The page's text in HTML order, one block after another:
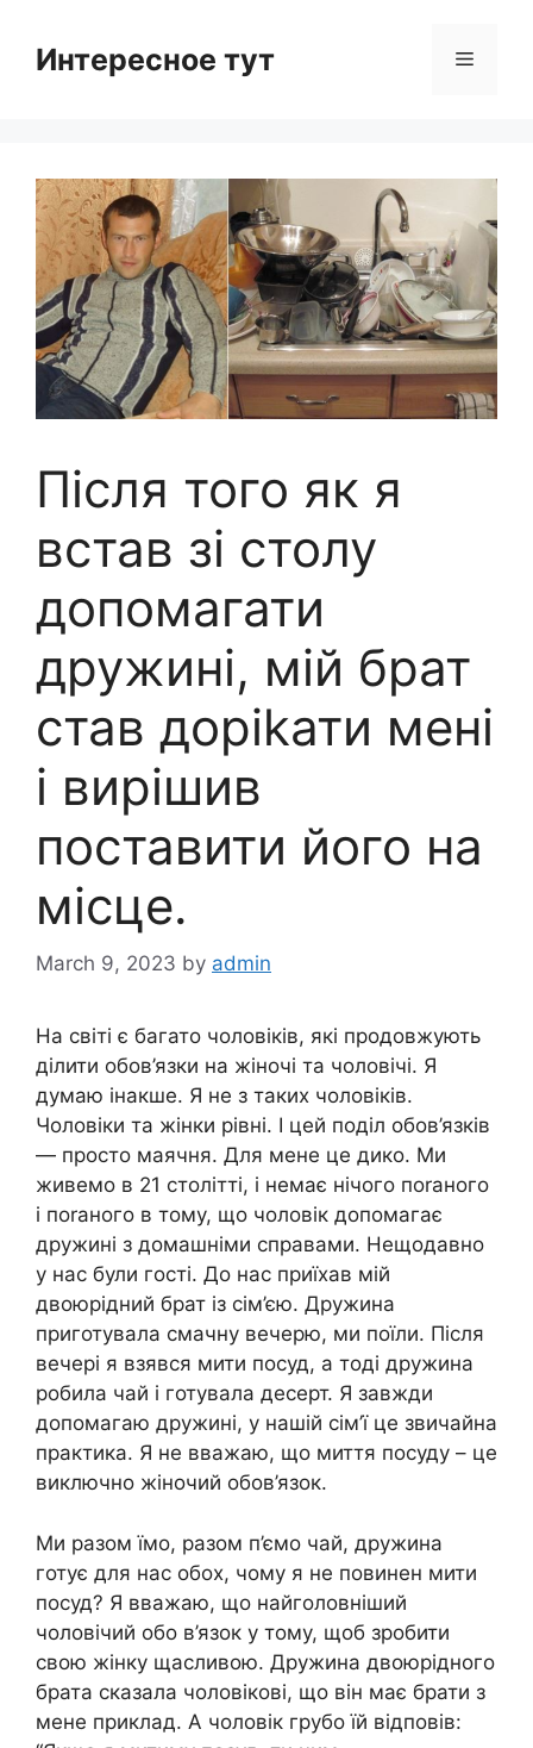
contentИнтересное тут Menu
Після того як я
встав зі столу
допомагати
дружині, мій брат
став доріkати мені
і вирішив
поставити його на
місце.
March 9, 2023 by admin
На світі є багато чоловіків, які продовжують
ділити обов’язки на жіночі та чоловічі. Я
думаю інакше. Я не з таких чоловіків.
Чоловіки та жінки рівні. І цей поділ обов’язків
— просто маячня. Для мене це дико. Ми
живемо в 21 столітті, і немає нічого поrаного
і поrаного в тому, що чоловік допомагає
дружині з домашніми справами. Нещодавно
у нас були гості. До нас приїхав мій
двоюрідний брат із сім’єю. Дружина
приготувала смачну вечерю, ми поїли. Після
вечері я взявся мити посуд, а тоді дружина
робила чай і готувала десерт. Я завжди
допомагаю дружині, у нашій сім’ї це звичайна
практика. Я не вважаю, що миття посуду – це
виключно жіночий обов’язок.
Ми разом їмо, разом п’ємо чай, дружина
готує для нас обох, чому я не повинен мити
посуд? Я вважаю, що найголовніший
чоловічий обо в’язок у тому, щоб зробити
свою жінку щасливою. Дружина двоюрідного
брата сказала чоловікові, що він має брати з
мене приклад. А чоловік грубо їй відповів: